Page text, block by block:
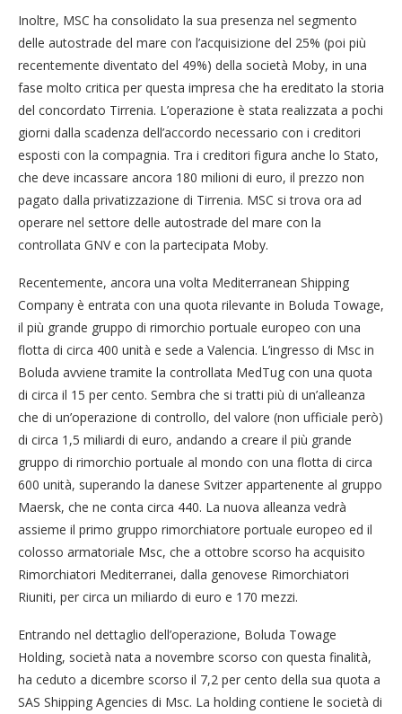
Inoltre, MSC ha consolidato la sua presenza nel segmento
delle autostrade del mare con l’acquisizione del 25% (poi più
recentemente diventato del 49%) della società Moby, in una
fase molto critica per questa impresa che ha ereditato la storia
del concordato Tirrenia. L’operazione è stata realizzata a pochi
giorni dalla scadenza dell’accordo necessario con i creditori
esposti con la compagnia. Tra i creditori figura anche lo Stato,
che deve incassare ancora 180 milioni di euro, il prezzo non
pagato dalla privatizzazione di Tirrenia. MSC si trova ora ad
operare nel settore delle autostrade del mare con la
controllata GNV e con la partecipata Moby.
Recentemente, ancora una volta Mediterranean Shipping
Company è entrata con una quota rilevante in Boluda Towage,
il più grande gruppo di rimorchio portuale europeo con una
flotta di circa 400 unità e sede a Valencia. L’ingresso di Msc in
Boluda avviene tramite la controllata MedTug con una quota
di circa il 15 per cento. Sembra che si tratti più di un’alleanza
che di un’operazione di controllo, del valore (non ufficiale però)
di circa 1,5 miliardi di euro, andando a creare il più grande
gruppo di rimorchio portuale al mondo con una flotta di circa
600 unità, superando la danese Svitzer appartenente al gruppo
Maersk, che ne conta circa 440. La nuova alleanza vedrà
assieme il primo gruppo rimorchiatore portuale europeo ed il
colosso armatoriale Msc, che a ottobre scorso ha acquisito
Rimorchiatori Mediterranei, dalla genovese Rimorchiatori
Riuniti, per circa un miliardo di euro e 170 mezzi.
Entrando nel dettaglio dell’operazione, Boluda Towage
Holding, società nata a novembre scorso con questa finalità,
ha ceduto a dicembre scorso il 7,2 per cento della sua quota a
SAS Shipping Agencies di Msc. La holding contiene le società di